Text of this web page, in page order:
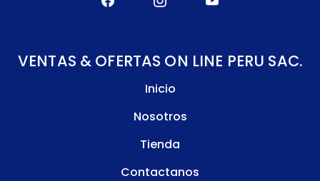
VENTAS & OFERTAS ON LINE PERU SAC.
Inicio
Nosotros
Tienda
Contactanos